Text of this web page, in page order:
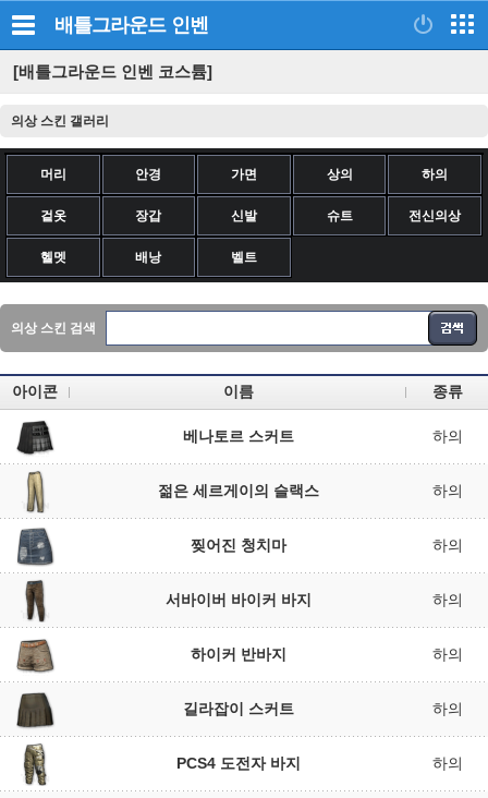
배틀그라운드 인벤
[배틀그라운드 인벤 코스튬]
의상 스킨 갤러리
머리 안경 가면 상의 하의
겉옷 장갑 신발 슈트 전신의상
헬멧 배낭 벨트
의상 스킨 검색
아이콘 이름 종류
베나토르 스커트 하의
젊은 세르게이의 슬랙스 하의
찢어진 청치마 하의
서바이버 바이커 바지 하의
하이커 반바지 하의
길라잡이 스커트 하의
PCS4 도전자 바지 하의